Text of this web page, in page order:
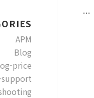
…
APM
Blog
price